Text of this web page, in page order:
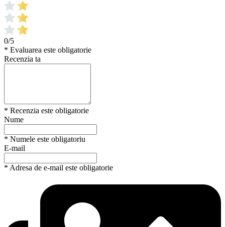
0/5
* Evaluarea este obligatorie
Recenzia ta
* Recenzia este obligatorie
Nume
* Numele este obligatoriu
E-mail
* Adresa de e-mail este obligatorie